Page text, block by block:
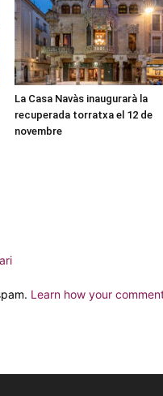
La Casa Navàs inaugurarà la
recuperada torratxa el 12 de
novembre
Learn how your